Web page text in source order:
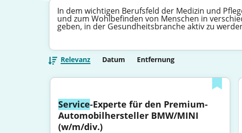
In dem wichtigen Berufsfeld der Medizin und
und zum Wohlbefinden von Menschen in
geben, in der Gesundheitsbranche aktiv zu
Relevanz Datum Entfernung
Service-Experte für den Premium-
Automobilhersteller BMW/MINI
(w/m/div.)